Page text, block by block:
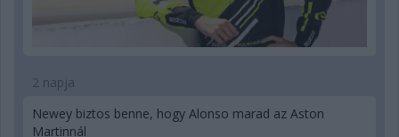
2 napja
Newey biztos benne, hogy Alonso marad az Aston
Martinnál